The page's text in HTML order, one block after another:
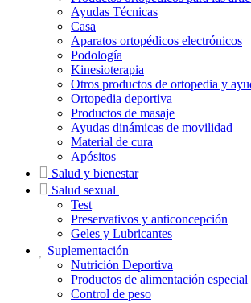
Ayudas Técnicas
Casa
Aparatos ortopédicos electrónicos
Podología
Kinesioterapia
Otros productos de ortopedia y
Ortopedia deportiva
Productos de masaje
Ayudas dinámicas de movilidad
Material de cura
Apósitos
Salud y bienestar
Salud sexual
Test
Preservativos y anticoncepción
Geles y Lubricantes
Suplementación
Nutrición Deportiva
Productos de alimentación especial
Control de peso